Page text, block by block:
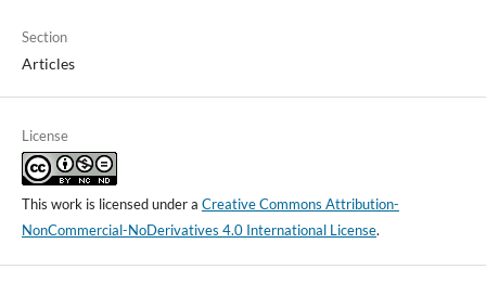
Section
Articles
License
This work is licensed under a Creative Commons Attribution-
NonCommercial-NoDerivatives 4.0 International License.